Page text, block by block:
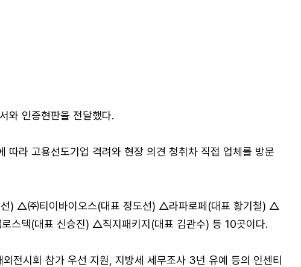
와 인증현판을 전달했다.
따라 고용선도기업 격려와 현장 의견 청취차 직접 업체를 방문
) △㈜티이바이오스(대표 정도선) △라파로페(대표 황기철) △
텍(대표 신승진) △직지패키지(대표 김관수) 등 10곳이다.
전시회 참가 우선 지원, 지방세 세무조사 3년 유예 등의 인센티